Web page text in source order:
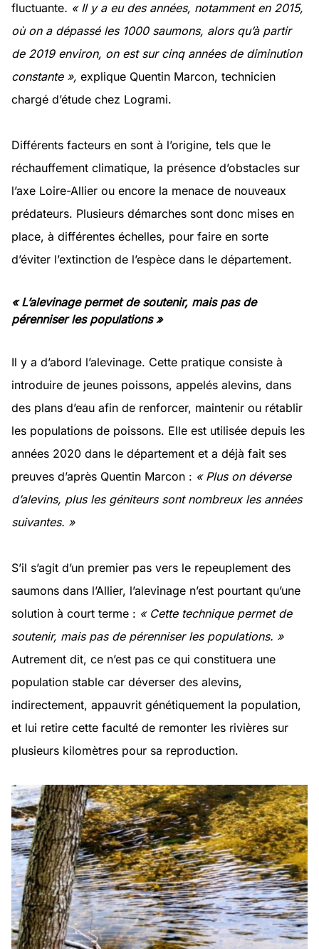
fluctuante. « Il y a eu des années, notamment en 2015,
où on a dépassé les 1000 saumons, alors qu’à partir
de 2019 environ, on est sur cinq années de diminution
constante », explique Quentin Marcon, technicien
chargé d’étude chez Logrami.
Différents facteurs en sont à l’origine, tels que le
réchauffement climatique, la présence d’obstacles sur
l’axe Loire-Allier ou encore la menace de nouveaux
prédateurs. Plusieurs démarches sont donc mises en
place, à différentes échelles, pour faire en sorte
d’éviter l’extinction de l’espèce dans le département.
« L’alevinage permet de soutenir, mais pas de
pérenniser les populations »
Il y a d’abord l’alevinage. Cette pratique consiste à
introduire de jeunes poissons, appelés alevins, dans
des plans d’eau afin de renforcer, maintenir ou rétablir
les populations de poissons. Elle est utilisée depuis les
années 2020 dans le département et a déjà fait ses
preuves d’après Quentin Marcon : « Plus on déverse
d’alevins, plus les géniteurs sont nombreux les années
suivantes. »
S’il s’agit d’un premier pas vers le repeuplement des
saumons dans l’Allier, l’alevinage n’est pourtant qu’une
solution à court terme : « Cette technique permet de
soutenir, mais pas de pérenniser les populations. »
Autrement dit, ce n’est pas ce qui constituera une
population stable car déverser des alevins,
indirectement, appauvrit génétiquement la population,
et lui retire cette faculté de remonter les rivières sur
plusieurs kilomètres pour sa reproduction.